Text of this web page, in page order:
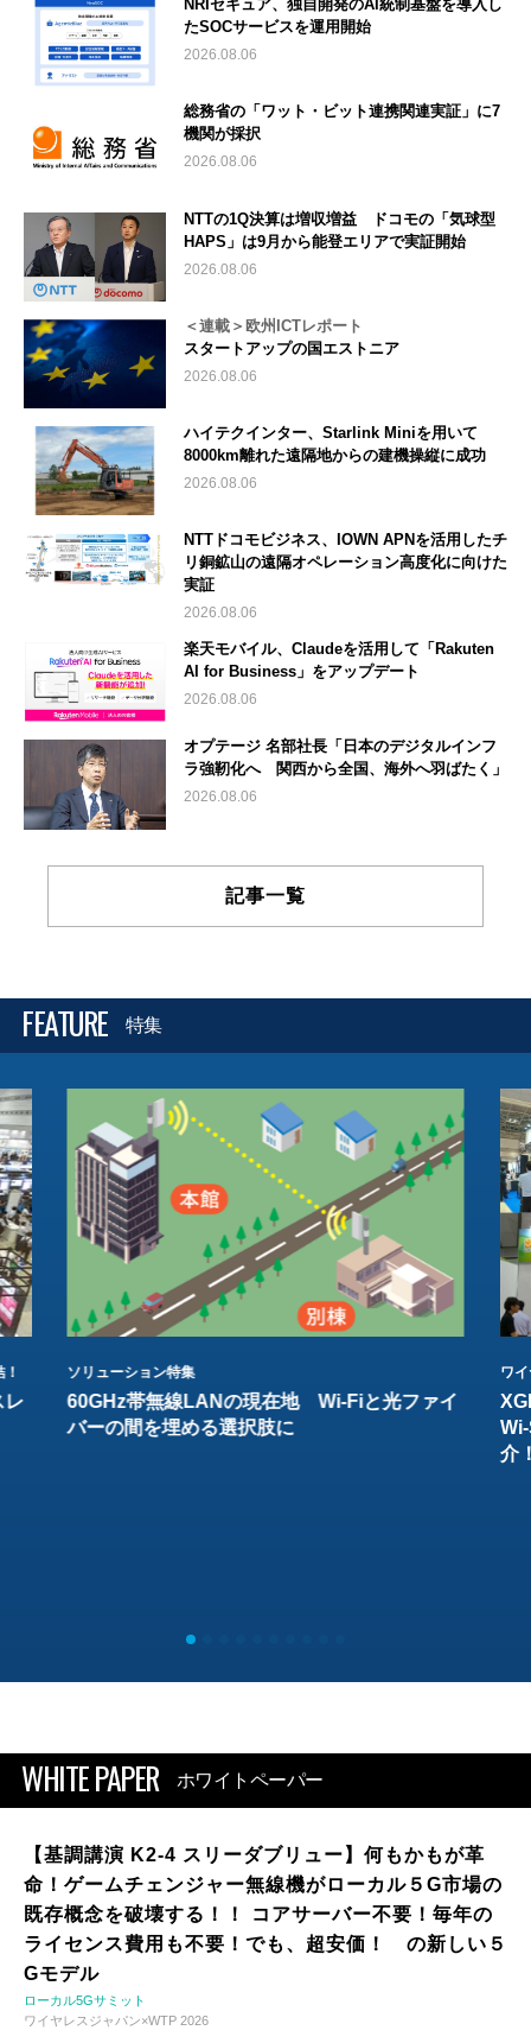
NRIセキュア、独自開発のAI統制基盤を導入し
たSOCサービスを運用開始
2026.08.06
総務省の「ワット・ビット連携関連実証」に7
機関が採択
2026.08.06
NTTの1Q決算は増収増益 ドコモの「気球型
HAPS」は9月から能登エリアで実証開始
2026.08.06
＜連載＞欧州ICTレポート
スタートアップの国エストニア
2026.08.06
ハイテクインター、Starlink Miniを用いて
8000km離れた遠隔地からの建機操縦に成功
2026.08.06
NTTドコモビジネス、IOWN APNを活用したチ
リ銅鉱山の遠隔オペレーション高度化に向けた
実証
2026.08.06
楽天モバイル、Claudeを活用して「Rakuten
AI for Business」をアップデート
2026.08.06
オプテージ 名部社長「日本のデジタルインフ
ラ強靭化へ 関西から全国、海外へ羽ばたく」
2026.08.06
記事一覧
FEATURE 特集
レ
ソリューション特集
60GHz帯無線LANの現在地 Wi-Fiと光ファイ
バーの間を埋める選択肢に
ワ
介
WHITE PAPER ホワイトペーパー
【基調講演 K2-4 スリーダブリュー】何もかもが革
命！ゲームチェンジャー無線機がローカル５G市場の
既存概念を破壊する！！ コアサーバー不要！毎年の
ライセンス費用も不要！でも、超安価！ の新しい５
Gモデル
ローカル5Gサミット
ワイヤレスジャパン×WTP 2026